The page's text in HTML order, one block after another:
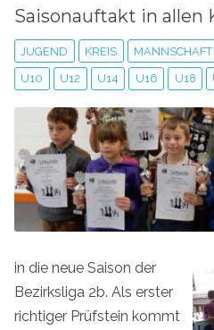
Saisonauftakt in allen
JUGEND KREIS MANNSCHAFT
U10 U12 U14 U16 U18
in die neue Saison der
Bezirksliga 2b. Als erster
richtiger Prüfstein kommt